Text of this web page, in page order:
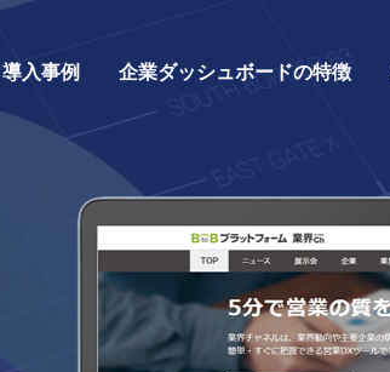
導入事例 企業ダッシュボードの特徴